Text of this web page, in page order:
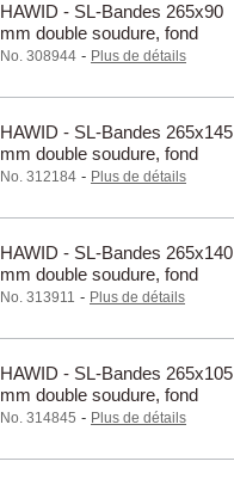
HAWID - SL-Bandes 265x90
mm double soudure, fond
transparente / 22090
No. 308944 - Plus de détails
HAWID - SL-Bandes 265x145
mm double soudure, fond
transparente / 22145
No. 312184 - Plus de détails
HAWID - SL-Bandes 265x140
mm double soudure, fond
transparente / 22140
No. 313911 - Plus de détails
HAWID - SL-Bandes 265x105
mm double soudure, fond
transparente / 22105
No. 314845 - Plus de détails